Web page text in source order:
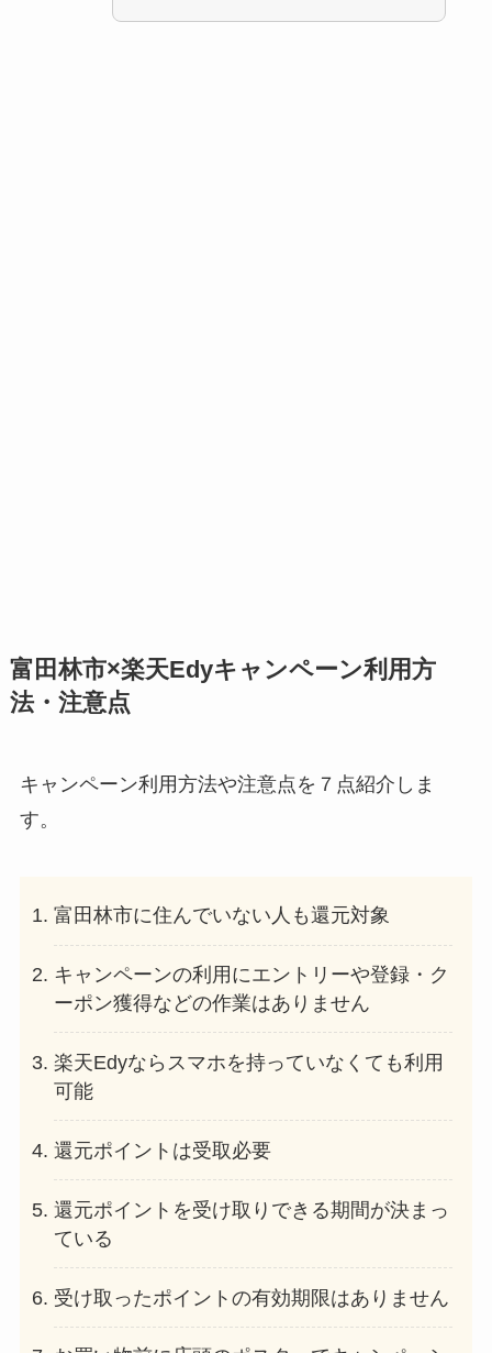
富田林市×楽天Edyキャンペーン利用方
法・注意点
キャンペーン利用方法や注意点を７点紹介しま
す。
富田林市に住んでいない人も還元対象
キャンペーンの利用にエントリーや登録・ク
ーポン獲得などの作業はありません
楽天Edyならスマホを持っていなくても利用
可能
還元ポイントは受取必要
還元ポイントを受け取りできる期間が決まっ
ている
受け取ったポイントの有効期限はありません